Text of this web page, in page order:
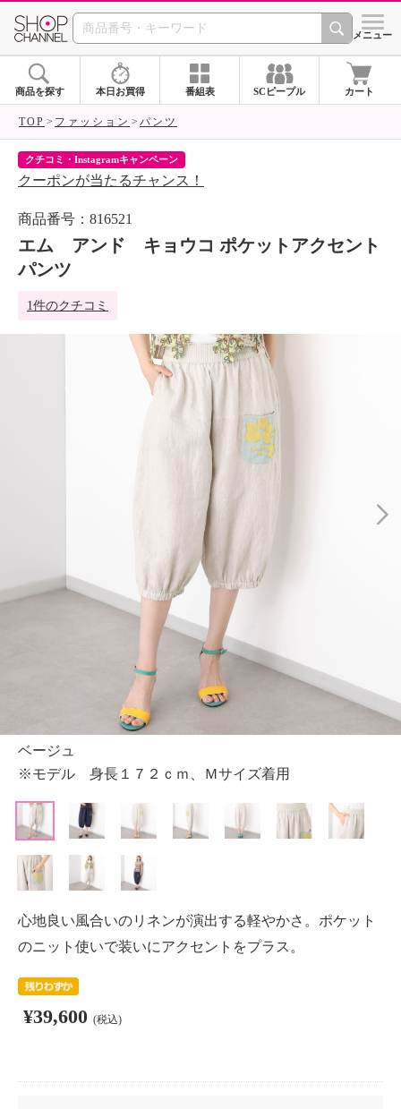
SHOP CHANNEL シメニュー
商品を探す 本日お買得 番組表 SCピープル カート
TOP ファッション パンツ
クチコミ・Instagramキャンペーン
クーポンが当たるチャンス！
商品番号：816521
エム アンド キョウコ ポケットアクセント
パンツ
1件のクチコミ
ベージュ
※モデル 身長１７２ｃｍ、Ｍサイズ着用
心地良い風合いのリネンが演出する軽やかさ。ポケット
のニット使いで装いにアクセントをプラス。
¥39,600 (税込)